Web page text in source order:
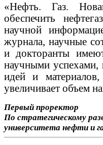
«Нефть. Газ.
обеспечить
научной
журнала, научные
и докторанты
научными успехами,
идей и
увеличивает объем
Первый проректор
По стратегическому
университета нефти и